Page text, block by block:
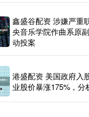
鑫盛谷配资 涉嫌严重
央音乐学院作曲系原
动投案
港盛配资 美国政府入
业股价暴涨175%，分